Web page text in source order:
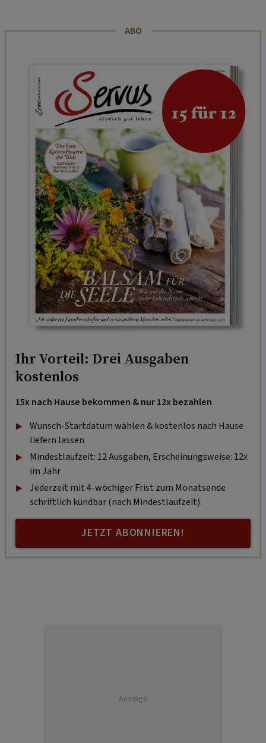
ABO
Ihr Vorteil: Drei Ausgaben
kostenlos
15x nach Hause bekommen & nur 12x bezahlen
Wunsch-Startdatum wählen & kostenlos nach Hause
liefern lassen
Mindestlaufzeit: 12 Ausgaben, Erscheinungsweise: 12x
im Jahr
Jederzeit mit 4-wöchiger Frist zum Monatsende
schriftlich kündbar (nach Mindestlaufzeit).
JETZT ABONNIEREN!
Anzeige